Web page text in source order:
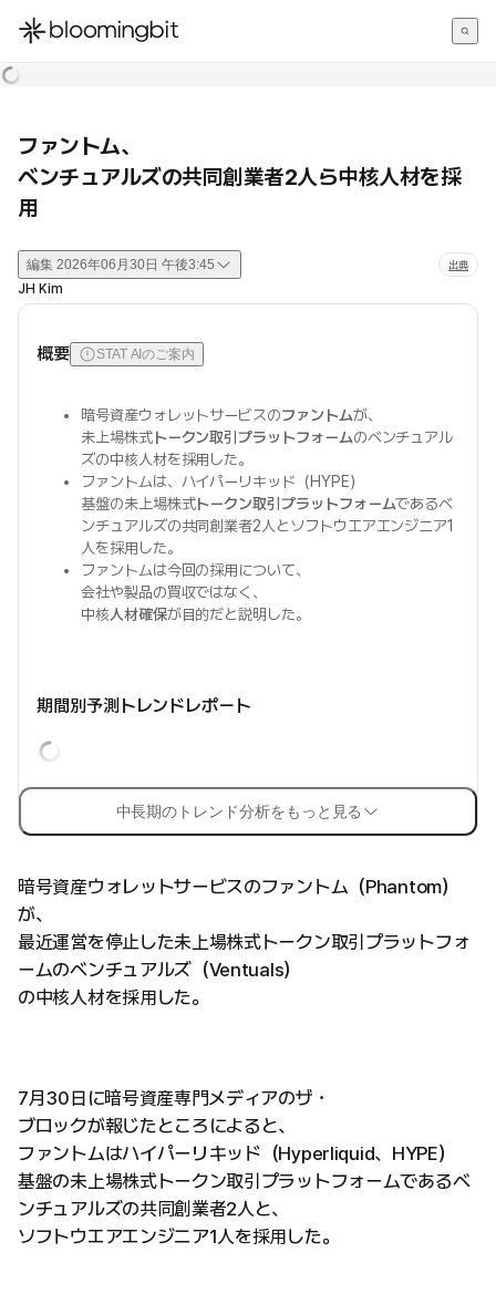
한국어
ファントム、
ベンチュアルズの共同創業者2人ら中核人材を採
用
編集 2026年06月30日 午後3:45 出典
JH Kim
概要 STAT AIのご案内
暗号資産ウォレットサービスのファントムが、
未上場株式トークン取引プラットフォームのベンチュアル
ズの中核人材を採用した。
ファントムは、ハイパーリキッド（HYPE）
基盤の未上場株式トークン取引プラットフォームであるベ
ンチュアルズの共同創業者2人とソフトウエアエンジニア1
人を採用した。
ファントムは今回の採用について、
会社や製品の買収ではなく、
中核人材確保が目的だと説明した。
期間別予測トレンドレポート
中長期のトレンド分析をもっと見る
暗号資産ウォレットサービスのファントム（Phantom）
が、
最近運営を停止した未上場株式トークン取引プラットフォ
ームのベンチュアルズ（Ventuals）
の中核人材を採用した。
7月30日に暗号資産専門メディアのザ・
ブロックが報じたところによると、
ファントムはハイパーリキッド（Hyperliquid、HYPE）
基盤の未上場株式トークン取引プラットフォームであるベ
ンチュアルズの共同創業者2人と、
ソフトウエアエンジニア1人を採用した。